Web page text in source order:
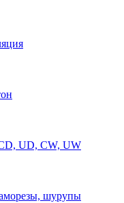
UD, CW, UW
шурупы